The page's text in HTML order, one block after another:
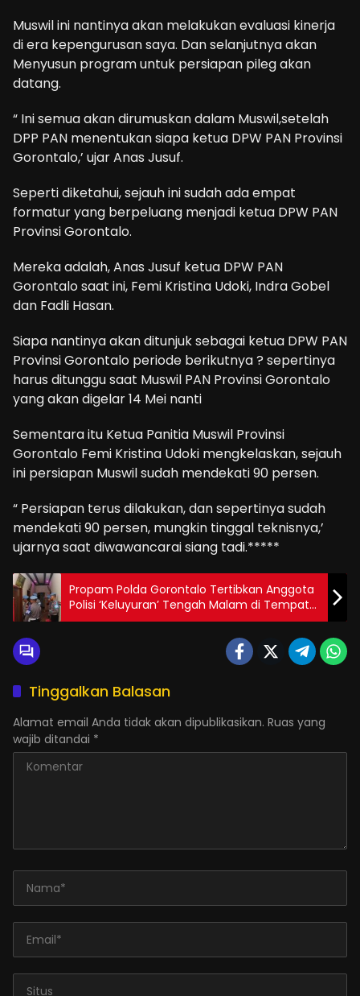
Muswil ini nantinya akan melakukan evaluasi kinerja
di era kepengurusan saya. Dan selanjutnya akan
Menyusun program untuk persiapan pileg akan
datang.
“ Ini semua akan dirumuskan dalam Muswil,setelah
DPP PAN menentukan siapa ketua DPW PAN Provinsi
Gorontalo,’ ujar Anas Jusuf.
Seperti diketahui, sejauh ini sudah ada empat
formatur yang berpeluang menjadi ketua DPW PAN
Provinsi Gorontalo.
Mereka adalah, Anas Jusuf ketua DPW PAN
Gorontalo saat ini, Femi Kristina Udoki, Indra Gobel
dan Fadli Hasan.
Siapa nantinya akan ditunjuk sebagai ketua DPW PAN
Provinsi Gorontalo periode berikutnya ? sepertinya
harus ditunggu saat Muswil PAN Provinsi Gorontalo
yang akan digelar 14 Mei nanti
Sementara itu Ketua Panitia Muswil Provinsi
Gorontalo Femi Kristina Udoki mengkelaskan, sejauh
ini persiapan Muswil sudah mendekati 90 persen.
“ Persiapan terus dilakukan, dan sepertinya sudah
mendekati 90 persen, mungkin tinggal teknisnya,’
ujarnya saat diwawancarai siang tadi.*****
Propam Polda Gorontalo Tertibkan Anggota
Polisi ‘Keluyuran’ Tengah Malam di Tempat
Hiburan
Tinggalkan Balasan
Alamat email Anda tidak akan dipublikasikan. Ruas yang
wajib ditandai *